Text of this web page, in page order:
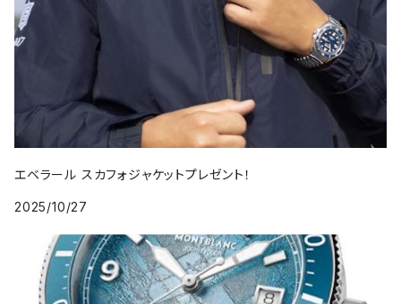
エベラール スカフォジャケットプレゼント！
2025/10/27